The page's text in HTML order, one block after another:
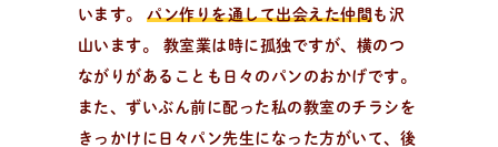
います。パン作りを通して出会えた仲間も沢
山います。 教室業は時に孤独ですが、横のつ
ながりがあることも日々のパンのおかげです。
また、ずいぶん前に配った私の教室のチラシを
きっかけに日々パン先生になった方がいて、後